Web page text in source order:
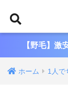
【野毛】激
ホーム 1人で